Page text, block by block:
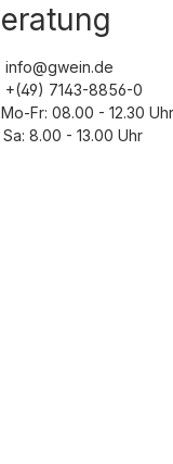
+(49) 7143-8856-0
Fr: 08.00 - 12.30
8.00 - 13.00 Uhr